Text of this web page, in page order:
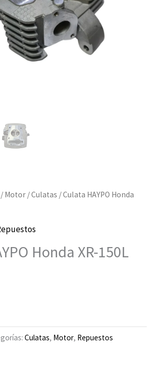
/ Motor /Culatas / Culata HAYPO Honda
Honda XR-150L
Culatas, Motor, Repuestos